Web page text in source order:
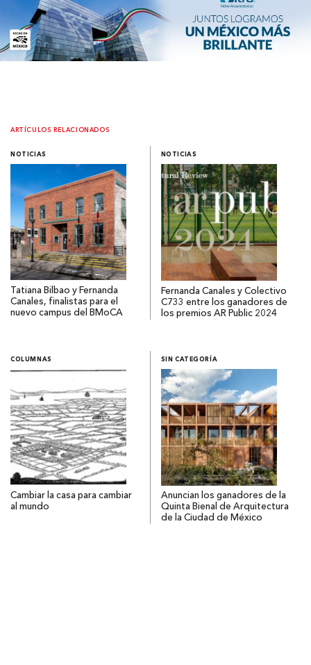
ARTÍCULOS RELACIONADOS
NOTICIAS
Tatiana Bilbao y Fernanda
Canales, finalistas para el
nuevo campus del BMoCA
NOTICIAS
Fernanda Canales y Colectivo
C733 entre los ganadores de
los premios AR Public 2024
COLUMNAS
Cambiar la casa para cambiar
al mundo
SIN CATEGORÍA
Anuncian los ganadores de la
Quinta Bienal de Arquitectura
de la Ciudad de México